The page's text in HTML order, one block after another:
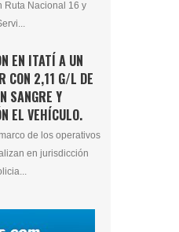
Ruta Nacional 16 y
EN ITATÍ A UN
CON 2,11 G/L DE
SANGRE Y
EL VEHÍCULO.
de los operativos
en jurisdicción